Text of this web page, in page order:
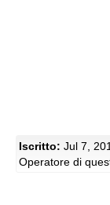
Iscritto: Jul 7,
Operatore di